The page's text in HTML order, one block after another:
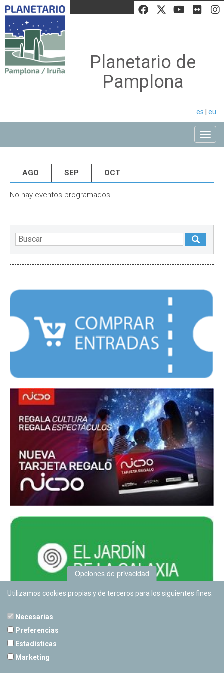
Facebook
Twiiter
Planetario de
Pamplona
es eu
AGO SEP OCT
No hay eventos programados.
Opciones de privacidad
Utilizamos cookies propias y de terceros para los siguientes fines:
Necesarias
Preferencias
Estadísticas
Marketing